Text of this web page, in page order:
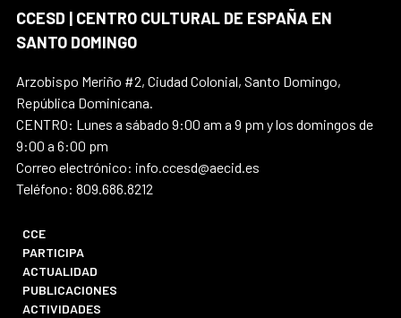
CCESD | CENTRO CULTURAL DE ESPAÑA EN
SANTO DOMINGO
Arzobispo Meriño #2, Ciudad Colonial, Santo Domingo,
República Dominicana.
CENTRO: Lunes a sábado 9:00 am a 9 pm y los domingos de
9:00 a 6:00 pm
Correo electrónico: info.ccesd@aecid.es
Teléfono: 809.686.8212
CCE
PARTICIPA
ACTUALIDAD
PUBLICACIONES
ACTIVIDADES